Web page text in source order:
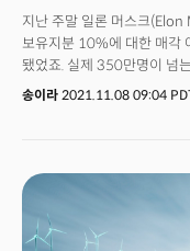
월, 화, 목요일에 오피스에
잡았던 사무실 복귀 일정을
채택해 유연한 근무 방식을 채택했습니다. 아마존의
정책에 자율성을 부여했고,
권장하면서도 공식적인 사무
않고 있으며, 에어비앤비는
지난 주말 일론 머스크(Elon
보유지분 10%에 대한 매각
됐었죠. 실제 350만명이 넘
것으로 나타났습니다. 이에
것으로 조사됐습니다. 머스
'억만장자세(Billionaires
정책은 주식과 채권 등 보
매년 적용하는 내용입니다.
송이라 2021.11.08 09:04